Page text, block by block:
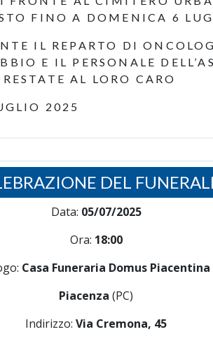
FINO A DOMENICA 6
IL REPARTO DI
E IL PERSONALE
AL LORO CARO
2025
DEL
Data: 05/07/2025
Ora: 18:00
Casa Funeraria Domus Piacentina
Piacenza (PC)
Indirizzo: Via Cremona, 45